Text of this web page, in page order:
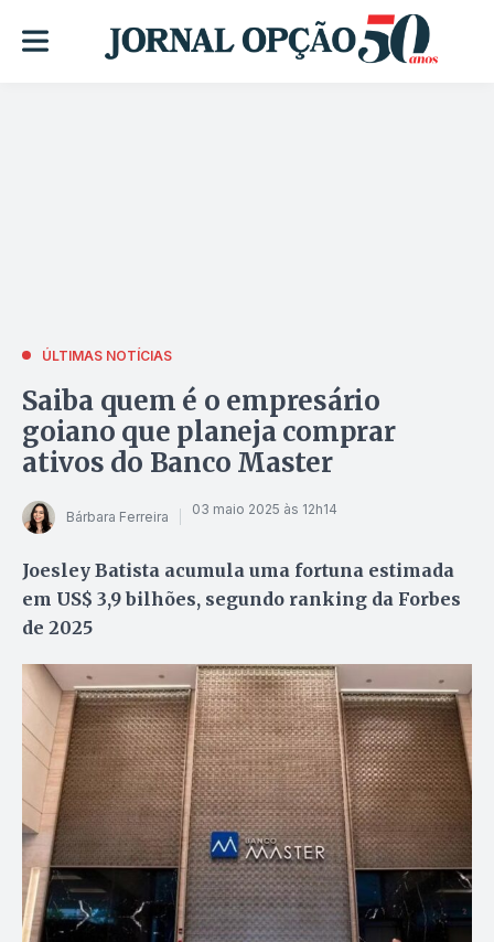
ÚLTIMAS NOTÍCIAS
Saiba quem é o empresário
goiano que planeja comprar
ativos do Banco Master
Bárbara Ferreira 03 maio 2025 às 12h14
Joesley Batista acumula uma fortuna estimada
em US$ 3,9 bilhões, segundo ranking da Forbes
de 2025